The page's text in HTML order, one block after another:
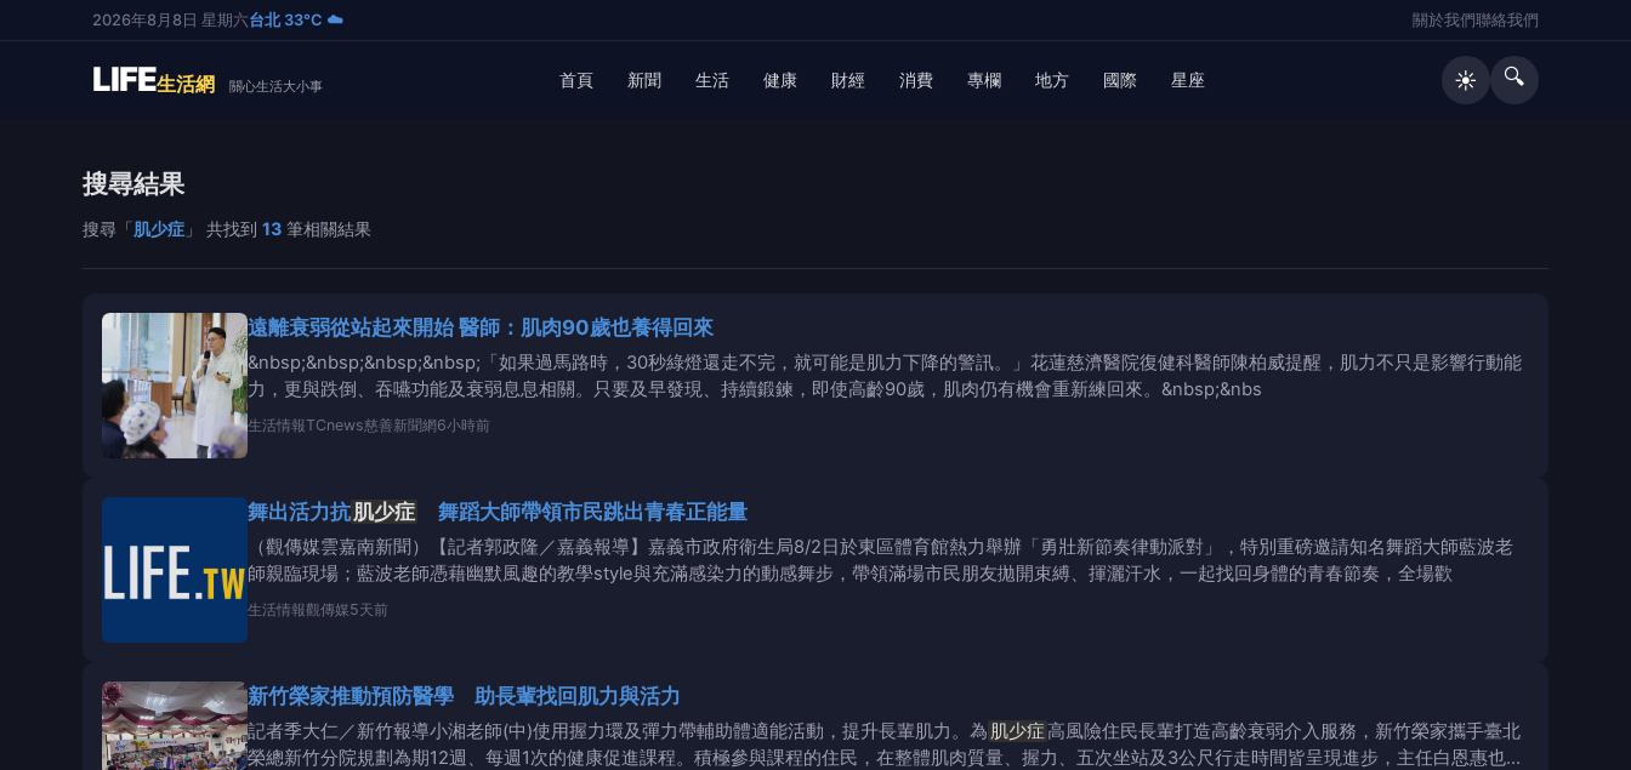
2026年8月8日 星期六台北 33°C ☁️ 關於我們聯絡我們
LIFE生活網 關心生活大小事 首頁 新聞 生活 健康 財經 消費 專欄 地方 國際 星座 ☀️ 🔍
搜尋結果
搜尋「肌少症 」 共找到 13 筆相關結果
遠離衰弱從站起來開始 醫師：肌肉90歲也養得回來
&nbsp;&nbsp;&nbsp;&nbsp;「如果過馬路時，30秒綠燈還走不完，就可能是肌力下降的警訊。」花蓮慈濟醫院復健科醫師陳柏威提醒，肌力不只是影響行動能
力，更與跌倒、吞嚥功能及衰弱息息相關。只要及早發現、持續鍛鍊，即使高齡90歲，肌肉仍有機會重新練回來。&nbsp;&nbs
生活情報TCnews慈善新聞網6小時前
舞出活力抗肌少症 舞蹈大師帶領市民跳出青春正能量
（觀傳媒雲嘉南新聞）【記者郭政隆／嘉義報導】嘉義市政府衛生局8/2日於東區體育館熱力舉辦「勇壯新節奏律動派對」，特別重磅邀請知名舞蹈大師藍波老
師親臨現場；藍波老師憑藉幽默風趣的教學style與充滿感染力的動感舞步，帶領滿場市民朋友拋開束縛、揮灑汗水，一起找回身體的青春節奏，全場歡
生活情報觀傳媒5天前
新竹榮家推動預防醫學 助長輩找回肌力與活力
記者季大仁／新竹報導小湘老師(中)使用握力環及彈力帶輔助體適能活動，提升長輩肌力。為 肌少症高風險住民長輩打造高齡衰弱介入服務，新竹榮家攜手臺北
榮總新竹分院規劃為期12週、每週1次的健康促進課程。積極參與課程的住民，在整體肌肉質量、握力、五次坐站及3公尺行走時間皆呈現進步，主任白恩惠也親